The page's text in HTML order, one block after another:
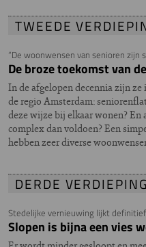
TWEEDE
“De woonwensen van senioren zijn
De broze toekomst van
In de afgelopen decennia zijn
de regio Amsterdam:
deze wijze bij elkaar wonen? En
complex dan voldoen? Een
hebben zeer diverse
DERDE VERDIEPING
Stedelijke vernieuwing lijkt
Slopen is bijna een vies